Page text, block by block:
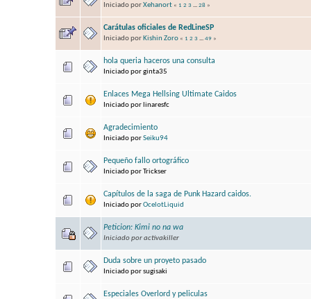
Iniciado porXehanort « 1 2 3 ... 28»
Carátulas oficiales de RedLineSP
Iniciado por Kishin Zoro « 1 2 3 ... 49»
hola queria haceros una consulta
Iniciado por ginta35
Enlaces Mega Hellsing Ultimate Caidos
Iniciado por linaresfc
Agradecimiento
Iniciado porSeiku94
Pequeño fallo ortográfico
Iniciado por Trickser
Capítulos de la saga de Punk Hazard caidos.
Iniciado porOcelotLiquid
Peticion: Kimi no na wa
Iniciado por activakiller
Duda sobre un proyeto pasado
Iniciado por sugisaki
Especiales Overlord y peliculas